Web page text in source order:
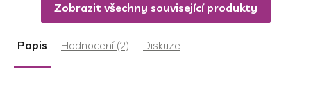
Zobrazit všechny související produkty
Popis Hodnocení (2) Diskuze